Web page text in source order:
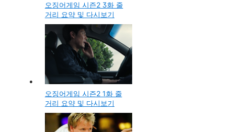
오징어게임 시즌2 3화 줄
거리 요약 및 다시보기
오징어게임 시즌2 1화 줄
거리 요약 및 다시보기